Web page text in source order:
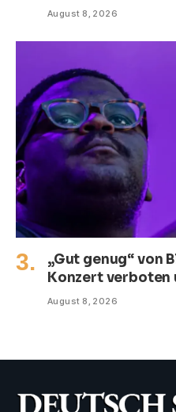
August 8, 2026
„Gut genug“ von
Konzert verboten
August 8, 2026